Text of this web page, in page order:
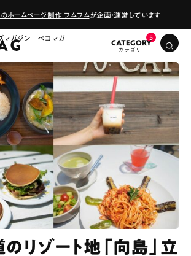
ホームページ制作 フムフムが企画・運営しています
マガジン ペコマガ
CATEGORY
のリゾート地「向島」立